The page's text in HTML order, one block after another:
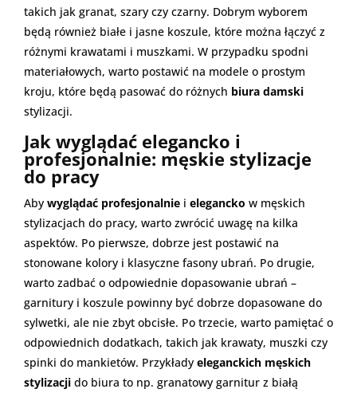
takich jak granat, szary czy czarny. Dobrym wyborem
będą również białe i jasne koszule, które można łączyć z
różnymi krawatami i muszkami. W przypadku spodni
materiałowych, warto postawić na modele o prostym
kroju, które będą pasować do różnych biura damski
stylizacji.
Jak wyglądać elegancko i
profesjonalnie: męskie stylizacje
do pracy
Aby wyglądać profesjonalnie i elegancko w męskich
stylizacjach do pracy, warto zwrócić uwagę na kilka
aspektów. Po pierwsze, dobrze jest postawić na
stonowane kolory i klasyczne fasony ubrań. Po drugie,
warto zadbać o odpowiednie dopasowanie ubrań –
garnitury i koszule powinny być dobrze dopasowane do
sylwetki, ale nie zbyt obcisłe. Po trzecie, warto pamiętać o
odpowiednich dodatkach, takich jak krawaty, muszki czy
spinki do mankietów. Przykłady eleganckich męskich
stylizacji do biura to np. granatowy garnitur z białą